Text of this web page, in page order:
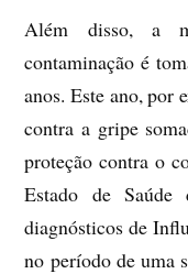
Além disso, a
contaminação é
anos. Este ano, por
contra a gripe
proteção contra o
Estado de
diagnósticos de
no período de uma